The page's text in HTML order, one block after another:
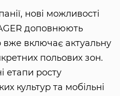
нові можливості
доповнюють
вже включає актуальну
польових зон.
етапи росту
культур та мобільні